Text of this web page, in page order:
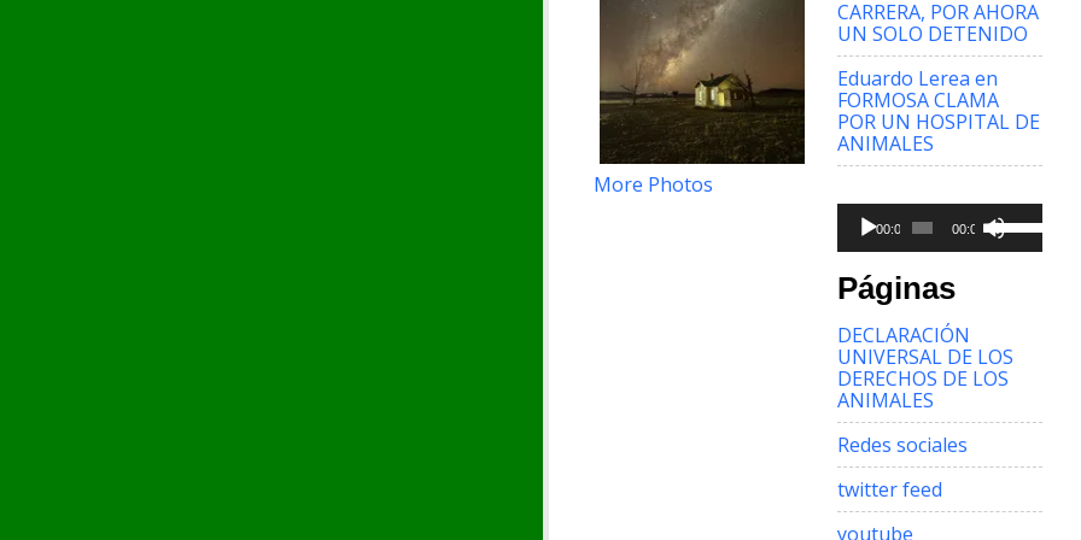
CARRERA, POR AHORA
UN SOLO DETENIDO
Eduardo Lerea en
FORMOSA CLAMA
POR UN HOSPITAL DE
ANIMALES
More Photos
Reproductor
audio
00:00 00:00
Utiliza
las
teclas
aumentar
o
el
Páginas
DECLARACIÓN
UNIVERSAL DE LOS
DERECHOS DE LOS
ANIMALES
Redes sociales
twitter feed
youtube